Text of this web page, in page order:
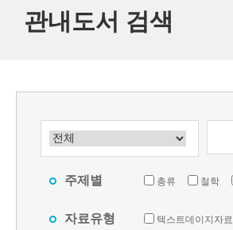
관내도서 검색
주제별 총류 철학
자료유형 텍스트데이지자료